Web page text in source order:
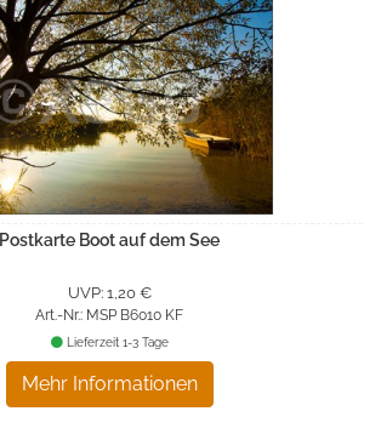
Postkarte Boot auf dem See
UVP: 1,20 €
Art.-Nr.: MSP B6010 KF
Mehr Informationen
Lieferzeit 1-3 Tage